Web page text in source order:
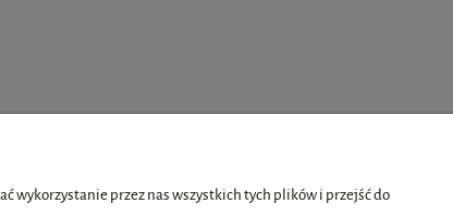
wykorzystanie przez nas wszystkich tych plików i przejść do